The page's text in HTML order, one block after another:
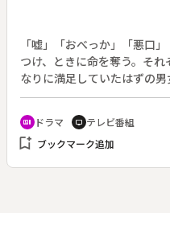
「嘘」「おべっか」「悪口
つけ、ときに命を奪う。そ
なりに満足していたはずの
の底の闇を暴かれ、舌の犯
いく。（４月１４日開始、
を妻子に渡して二人でやり直
のマンションに転がり込む。
recent_actors ドラマ tv テレビ番組
bookmark_add ブックマーク追加